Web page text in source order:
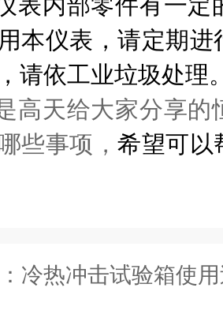
本仪表，请定期
请依工业垃圾处理
高天给大家分享
些事项，希望可以
冷热冲击试验箱使